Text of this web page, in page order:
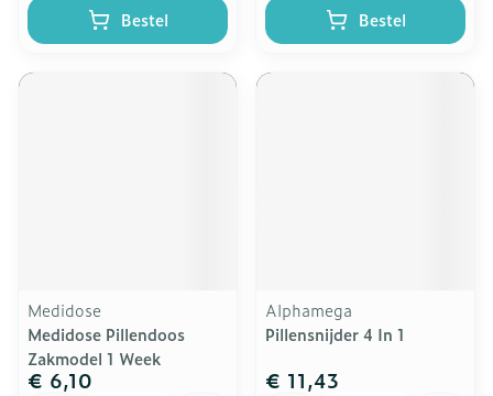
Bestel Bestel
Medidose
Medidose Pillendoos
Zakmodel 1 Week
€ 6,10
Alphamega
Pillensnijder 4 In 1
€ 11,43